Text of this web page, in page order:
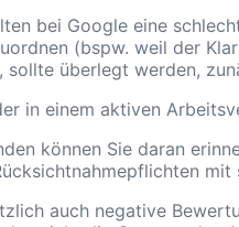
bei Google eine
(bspw. weil der
überlegt werden,
in einem aktiven
können Sie daran
mit
auch negative